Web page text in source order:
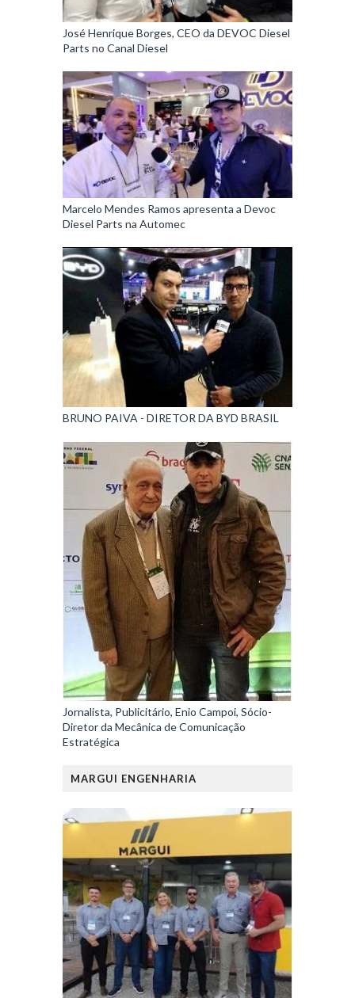
José Henrique Borges, CEO da DEVOC Diesel
Parts no Canal Diesel
Marcelo Mendes Ramos apresenta a Devoc
Diesel Parts na Automec
BRUNO PAIVA - DIRETOR DA BYD BRASIL
Jornalista, Publicitário, Enio Campoi, Sócio-
Diretor da Mecânica de Comunicação
Estratégica
MARGUI ENGENHARIA